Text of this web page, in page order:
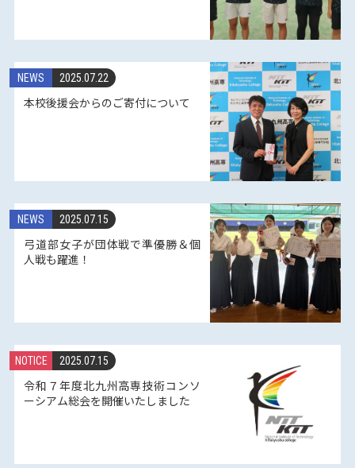
2025.07.22
NEWS
本校後援会からのご寄付について
2025.07.15
NEWS
弓道部女子が団体戦で準優勝＆個
人戦も躍進！
2025.07.15
NOTICE
令和７年度北九州高専技術コンソ
ーシアム総会を開催いたしました